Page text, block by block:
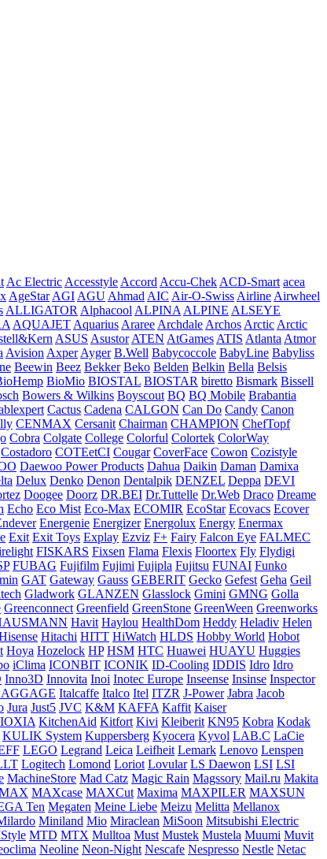
Ac Electric Accesstyle Accord Accu-Chek ACD-Smart acea
AgeStar AGI AGU Ahmad AIC Air-O-Swiss Airline Airwheel
ALLIGATOR Alphacool ALPINA ALPINE ALSEYE
AQUAJET Aquarius Araree Archdale Archos Arctic Arctic
ASUS Asustor ATEN AtGames ATIS Atlanta Atmor
Avision Axper Ayger B.Well Babycoccole BabyLine Babyliss
Beewin Beez Bekker Beko Belden Belkin Bella Belsis
BioMio BIOSTAL BIOSTAR biretto Bismark Bissell
Bowers & Wilkins Boyscout BQ BQ Mobile Brabantia
Cactus Cadena CALGON Can Do Candy Canon
CENMAX Cersanit Chairman CHAMPION ChefTopf
Cobra Colgate College Colorful Colortek ColorWay
Costadoro COTEetCI Cougar CoverFace Cowon Cozistyle
Daewoo Power Products Dahua Daikin Daman Damixa
Delux Denko Denon Dentalpik DENZEL Deppa DEVI
Doogee Doorz DR.BEI Dr.Tuttelle Dr.Web Draco Dreame
Echo Eco Mist Eco-Max ECOMIR EcoStar Ecovacs Ecover
Energenie Energizer Energolux Energy Enermax
Exit Exit Toys Explay Ezviz F+ Fairy Falcon Eye FALMEC
FISKARS Fixsen Flama Flexis Floortex Fly Flydigi
FUBAG Fujifilm Fujimi Fujipla Fujitsu FUNAI Funko
GAT Gateway Gauss GEBERIT Gecko Gefest Geha Geil
Gladwork GLANZEN Glasslock Gmini GMNG Golla
Greenconnect Greenfield GreenStone GreenWeen Greenworks
Havit Haylou HealthDom Heddy Heladiv Helen
Hitachi HITT HiWatch HLDS Hobby World Hobot
Hoya Hozelock HP HSM HTC Huawei HUAYU Huggies
iClima ICONBIT ICONIK ID-Cooling IDDIS Idro Idro
Inno3D Innovita Inoi Inotec Europe Inseense Insinse Inspector
Italcaffe Italco Itel ITZR J-Power Jabra Jacob
Jura Just5 JVC K&M KAFFA Kaffit Kaiser
KitchenAid Kitfort Kivi Kleiberit KN95 Kobra Kodak
KULIK System Kuppersberg Kyocera Kyvol LAB.C LaCie
LEGO Legrand Leica Leifheit Lemark Lenovo Lenspen
Logitech Lomond Loriot Lovular LS Daewon LSI LSI
MachineStore Mad Catz Magic Rain Magssory Mail.ru Makita
MAXcase MAXCut Maxima MAXPILER MAXSUN
Ten Megaten Meine Liebe Meizu Melitta Mellanox
Miniland Mio Miraclean MiSoon Mitsubishi Electric
MTD MTX Mulltoa Must Mustek Mustela Muumi Muvit
Neoline Neon-Night Nescafe Nespresso Nestle Netac